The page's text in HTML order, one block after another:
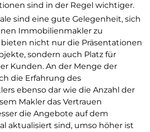
sind in der Regel wichtiger.
sind eine gute Gelegenheit, sich
Immobilienmakler zu
bieten nicht nur die Präsentationen
sondern auch Platz für
Kunden. An der Menge der
die Erfahrung des
ebenso dar wie die Anzahl der
Makler das Vertrauen
die Angebote auf dem
aktualisiert sind, umso höher ist